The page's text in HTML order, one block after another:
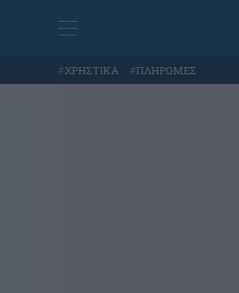
#ΧΡΗΣΤΙΚΑ #ΠΛΗΡΩΜΕΣ